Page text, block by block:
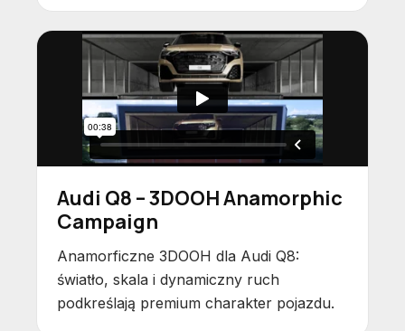
Audi Q8 – 3DOOH Anamorphic
Campaign
Anamorficzne 3DOOH dla Audi Q8:
światło, skala i dynamiczny ruch
podkreślają premium charakter pojazdu.